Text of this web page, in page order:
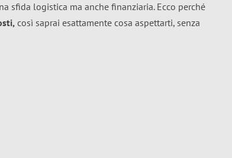
sfida logistica ma anche finanziaria. Ecco perché
così saprai esattamente cosa aspettarti, senza